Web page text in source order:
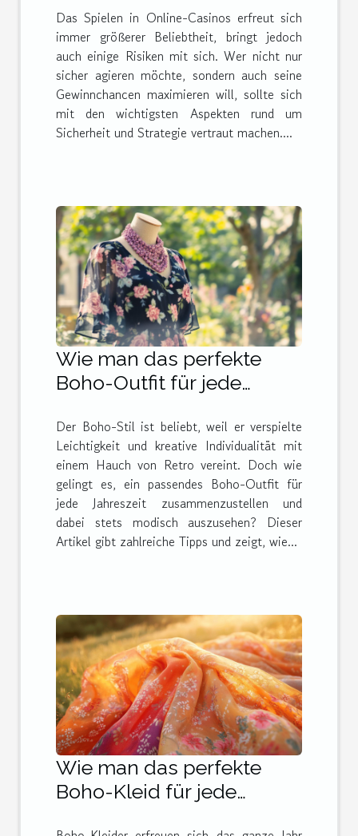
Das Spielen in Online-Casinos erfreut sich
immer größerer Beliebtheit, bringt jedoch
auch einige Risiken mit sich. Wer nicht nur
sicher agieren möchte, sondern auch seine
Gewinnchancen maximieren will, sollte sich
mit den wichtigsten Aspekten rund um
Sicherheit und Strategie vertraut machen....
Wie man das perfekte
Boho-Outfit für jede
zusammenstellt
Der Boho-Stil ist beliebt, weil er verspielte
Leichtigkeit und kreative Individualität mit
einem Hauch von Retro vereint. Doch wie
gelingt es, ein passendes Boho-Outfit für
jede Jahreszeit zusammenzustellen und
dabei stets modisch auszusehen? Dieser
Artikel gibt zahlreiche Tipps und zeigt, wie...
Wie man das perfekte
Boho-Kleid für jede